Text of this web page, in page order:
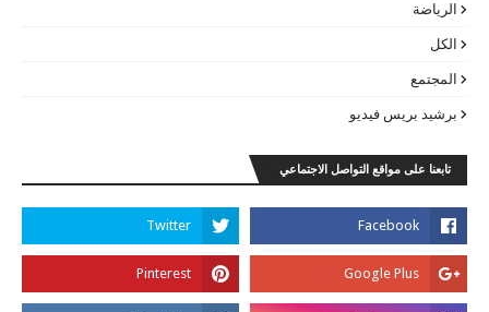
الرياضة
الكل
المجتمع
برشيد بريس فيديو
تابعنا على مواقع التواصل الاجتماعي